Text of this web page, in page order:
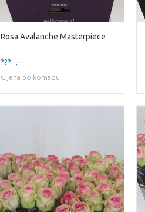
Rosa Avalanche Masterpiece
??? -,--
Cijena po komadu